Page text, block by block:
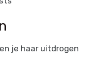
je haar uitdrogen